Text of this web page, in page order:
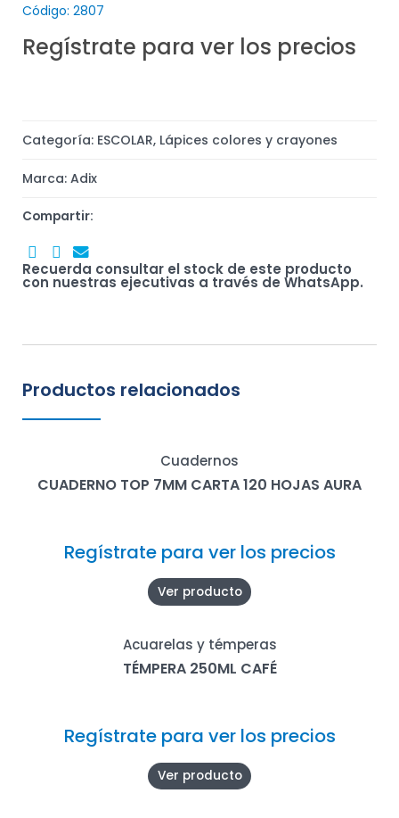
Código: 2807
Regístrate para ver los precios
Categoría: ESCOLAR, Lápices colores y crayones
Marca: Adix
Compartir:
Recuerda consultar el stock de este producto
con nuestras ejecutivas a través de WhatsApp.
Productos relacionados
Cuadernos
CUADERNO TOP 7MM CARTA 120 HOJAS AURA
Regístrate para ver los precios
Ver producto
Acuarelas y témperas
TÉMPERA 250ML CAFÉ
Regístrate para ver los precios
Ver producto